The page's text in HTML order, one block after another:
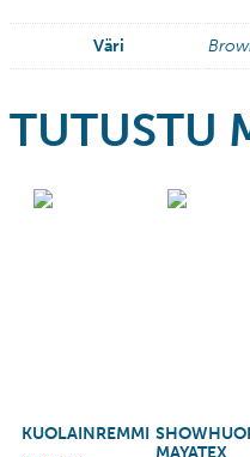
Väri
TUTUSTU
KUOLAINREMMI
MAYATEX